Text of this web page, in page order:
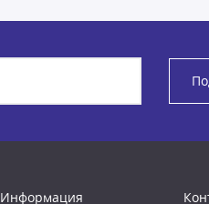
Информация